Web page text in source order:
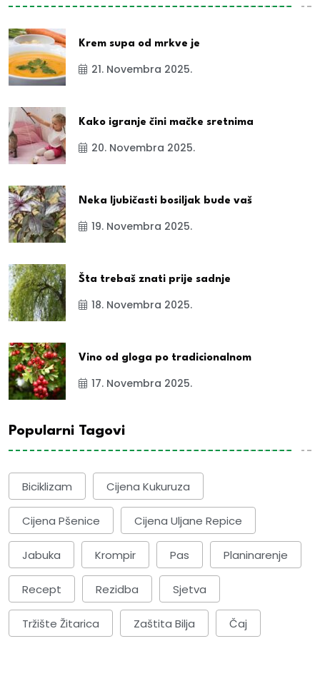
Krem supa od mrkve je
21. Novembra 2025.
Kako igranje čini mačke sretnima
20. Novembra 2025.
Neka ljubičasti bosiljak bude vaš
19. Novembra 2025.
Šta trebaš znati prije sadnje
18. Novembra 2025.
Vino od gloga po tradicionalnom
17. Novembra 2025.
Popularni Tagovi
Biciklizam Cijena Kukuruza
Cijena Pšenice Cijena Uljane Repice
Jabuka Krompir Pas Planinarenje
Recept Rezidba Sjetva
Tržište Žitarica Zaštita Bilja Čaj